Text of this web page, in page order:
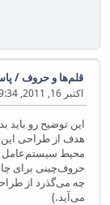
قلم‌ها و حروف/
اکتبر 16, 2011, 11:19:34 بعد از ظهر
این توضیح رو باید
هدف از طراحی این
محیط سیستم‌عامل
حروف‌چینی برای
چه می‌گذرد از
می‌آید.)